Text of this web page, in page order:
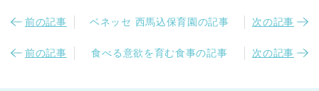
前の記事 ベネッセ 西馬込保育園の記事 次の記事
前の記事 食べる意欲を育む食事の記事 次の記事